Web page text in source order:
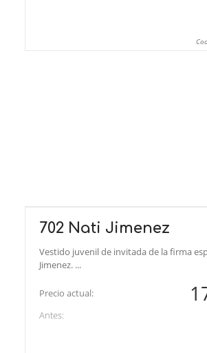
702 Nati Jimenez
Vestido juvenil de invitada de la firma
Jimenez. ...
Precio actual:
Antes: